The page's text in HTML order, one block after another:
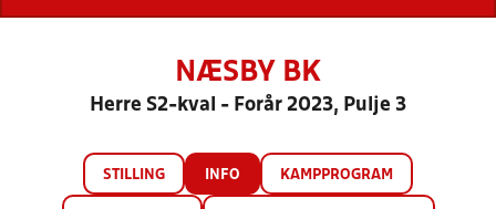
NÆSBY BK
Herre S2-kval - Forår 2023, Pulje 3
STILLING INFO KAMPPROGRAM